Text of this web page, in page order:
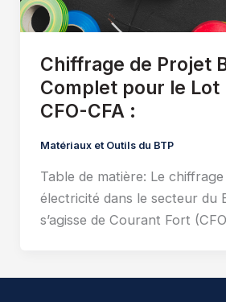
Chiffrage de Projet
Complet pour le
CFO-CFA :
Matériaux et Outils du BTP
Table de matière: Le
électricité dans le secteur du
s’agisse de Courant Fort